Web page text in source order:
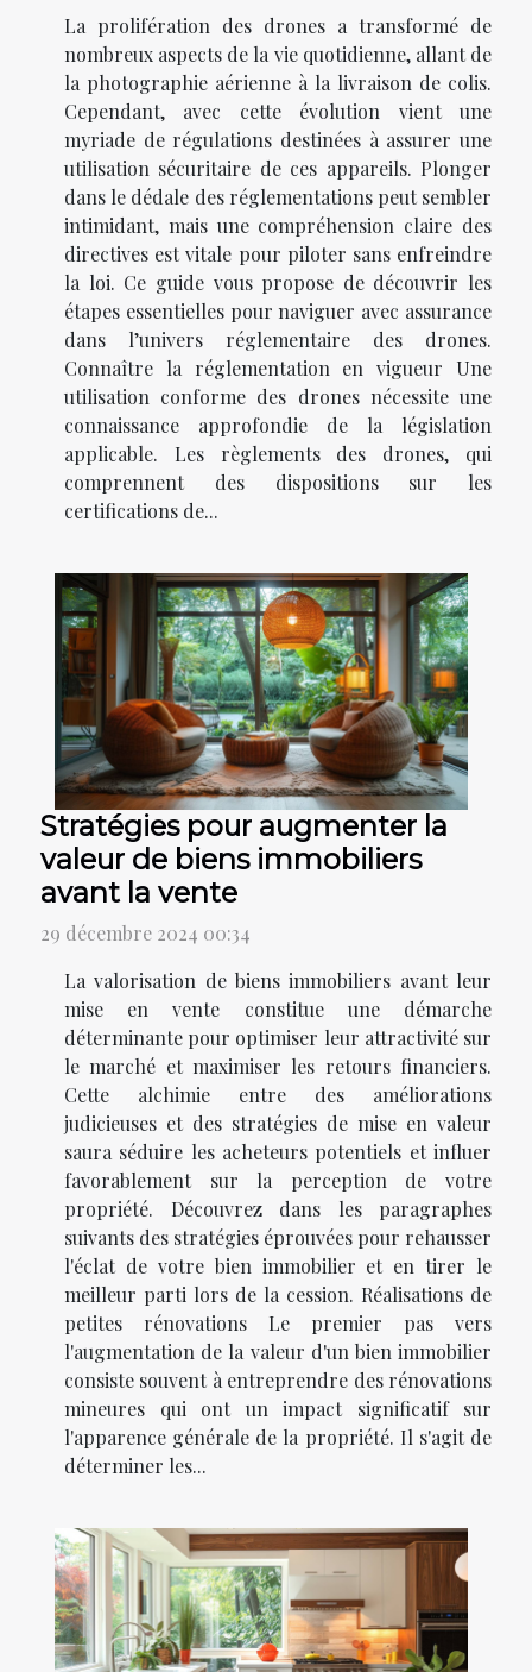
La prolifération des drones a transformé de
nombreux aspects de la vie quotidienne, allant de
la photographie aérienne à la livraison de colis.
Cependant, avec cette évolution vient une
myriade de régulations destinées à assurer une
utilisation sécuritaire de ces appareils. Plonger
dans le dédale des réglementations peut sembler
intimidant, mais une compréhension claire des
directives est vitale pour piloter sans enfreindre
la loi. Ce guide vous propose de découvrir les
étapes essentielles pour naviguer avec assurance
dans l’univers réglementaire des drones.
Connaître la réglementation en vigueur Une
utilisation conforme des drones nécessite une
connaissance approfondie de la législation
applicable. Les règlements des drones, qui
comprennent des dispositions sur les
certifications de...
Stratégies pour augmenter la
valeur de biens immobiliers
avant la vente
29 décembre 2024 00:34
La valorisation de biens immobiliers avant leur
mise en vente constitue une démarche
déterminante pour optimiser leur attractivité sur
le marché et maximiser les retours financiers.
Cette alchimie entre des améliorations
judicieuses et des stratégies de mise en valeur
saura séduire les acheteurs potentiels et influer
favorablement sur la perception de votre
propriété. Découvrez dans les paragraphes
suivants des stratégies éprouvées pour rehausser
l'éclat de votre bien immobilier et en tirer le
meilleur parti lors de la cession. Réalisations de
petites rénovations Le premier pas vers
l'augmentation de la valeur d'un bien immobilier
consiste souvent à entreprendre des rénovations
mineures qui ont un impact significatif sur
l'apparence générale de la propriété. Il s'agit de
déterminer les...